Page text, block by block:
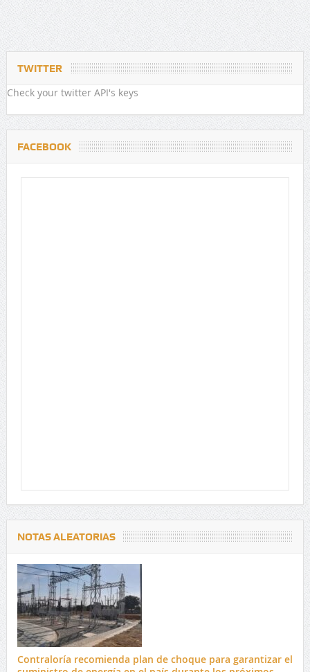
TWITTER
Check your twitter API's keys
FACEBOOK
NOTAS ALEATORIAS
Contraloría recomienda plan de choque para garantizar el